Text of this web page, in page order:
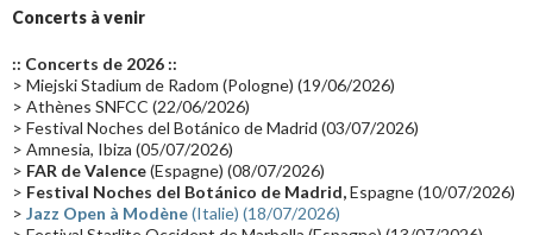
Groupe de Recherche Musicale
Passages radio Vidéo Jarrecast (16) Synthé 80's
Les concerts en Chine(16) Cinéma
Synthé Roland(15) Belgique(15)
(14) Astronomie (14) (14)
Tournée 2025(14) 2024(14) Chine(13)
Concerts à venir
:: Concerts de 2026 ::
> Miejski Stadium de Radom (Pologne) (19/06/2026)
> Athènes SNFCC (22/06/2026)
> Festival Noches del Botánico de Madrid (03/07/2026)
> Amnesia, Ibiza (05/07/2026)
> FAR de Valence(Espagne) (08/07/2026)
> Festival Noches del Botánico de Madrid,Espagne (10/07/2026)
> Jazz Open à Modène(Italie) (18/07/2026)